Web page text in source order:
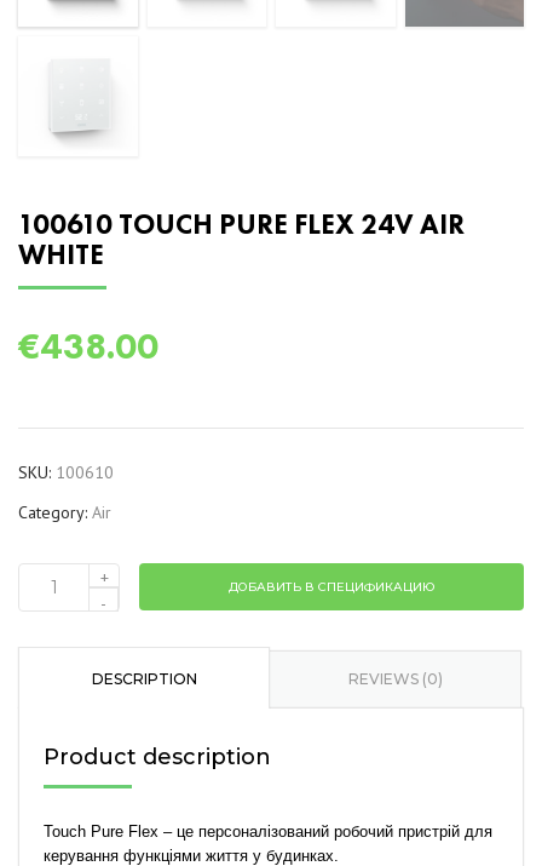
100610 TOUCH PURE FLEX 24V AIR
WHITE
€438.00
SKU: 100610
Category: Air
100610
Pure
White
quantity
+
-
ДОБАВИТЬ В СПЕЦИФИКАЦИЮ
DESCRIPTION REVIEWS (0)
Product description
Touch Pure Flex – це персоналізований робочий пристрій для
керування функціями життя у будинках.